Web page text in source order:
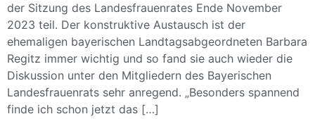
der Sitzung des Landesfrauenrates Ende November
2023 teil. Der konstruktive Austausch ist der
ehemaligen bayerischen Landtagsabgeordneten Barbara
Regitz immer wichtig und so fand sie auch wieder die
Diskussion unter den Mitgliedern des Bayerischen
Landesfrauenrats sehr anregend. „Besonders spannend
finde ich schon jetzt das […]